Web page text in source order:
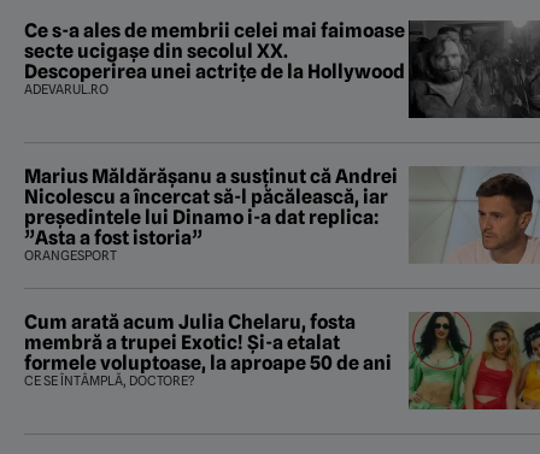
Ce s-a ales de membrii celei mai faimoase
secte ucigașe din secolul XX.
Descoperirea unei actrițe de la Hollywood
ADEVARUL.RO
Marius Măldărăşanu a susţinut că Andrei
Nicolescu a încercat să-l păcălească, iar
preşedintele lui Dinamo i-a dat replica:
”Asta a fost istoria”
ORANGESPORT
Cum arată acum Julia Chelaru, fosta
membră a trupei Exotic! Și-a etalat
formele voluptoase, la aproape 50 de ani
CE SE ÎNTÂMPLĂ, DOCTORE?